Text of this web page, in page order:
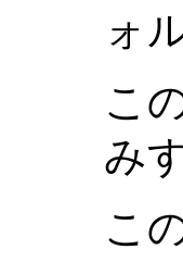
ォ
こ
み
こ